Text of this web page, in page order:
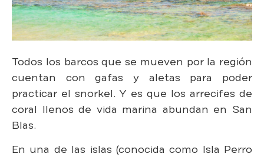
Todos los barcos que se mueven por la región
cuentan con gafas y aletas para poder
practicar el snorkel. Y es que los arrecifes de
coral llenos de vida marina abundan en San
Blas.
En una de las islas (conocida como Isla Perro